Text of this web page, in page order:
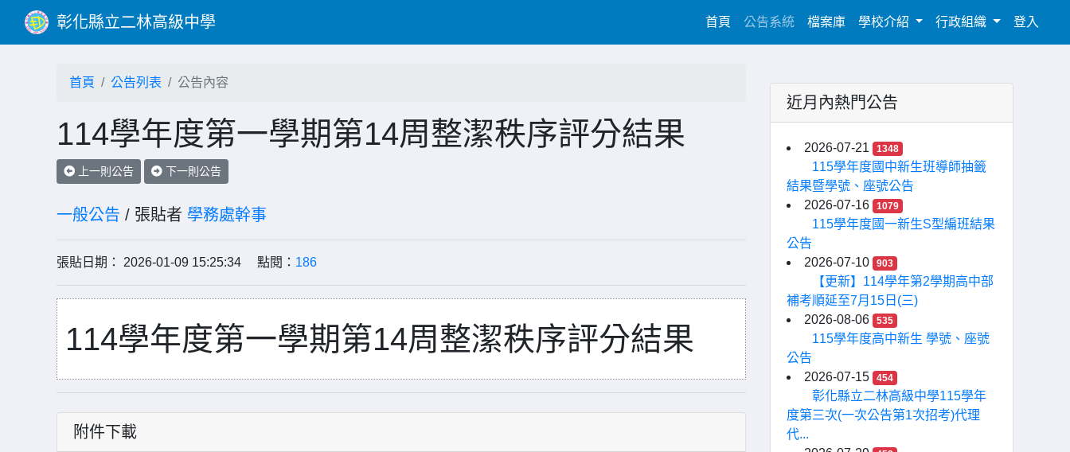
彰化縣立二林高級中學 首頁(current)
公告系統 檔案庫 學校介紹 行政組織 登入
首頁 公告列表 公告內容
114學年度第一學期第14周整潔秩序評分結果
上一則公告 下一則公告
一般公告 / 張貼者 學務處幹事
張貼日期： 2026-01-09 15:25:34 點閱： 186
114學年度第一學期第14周整潔秩序評分結果
附件下載
近月內熱門公告
2026-07-21 1348
115學年度國中新生班導師抽籤
結果暨學號、座號公告
2026-07-16
1079
115學年度國一新生S型編班結果
公告
2026-07-10
903
【更新】114學年第2學期高中部
補考順延至7月15日(三)
2026-08-06
535
115學年度高中新生 學號、座號
公告
2026-07-15
454
彰化縣立二林高級中學115學年
度第三次(一次公告第1次招考)代理
代...